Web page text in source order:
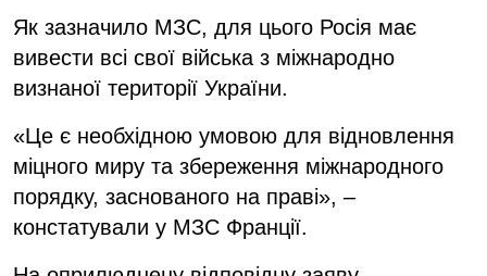
Як зазначило МЗС, для цього Росія має
вивести всі свої війська з міжнародно
визнаної території України.
«Це є необхідною умовою для відновлення
міцного миру та збереження міжнародного
порядку, заснованого на праві», –
констатували у МЗС Франції.